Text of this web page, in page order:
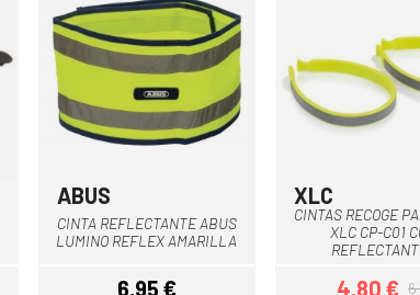
favorite_border
TALLA:
ABUS
CINTA REFLECTANTE ABUS
LUMINO REFLEX AMARILLA
6,95 €
XLC
CINTAS RECOGE
XLC CP-C01
4,80 € 6